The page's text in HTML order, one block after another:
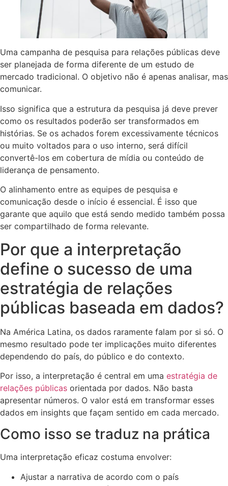
Uma campanha de pesquisa para relações públicas deve
ser planejada de forma diferente de um estudo de
mercado tradicional. O objetivo não é apenas analisar, mas
comunicar.
Isso significa que a estrutura da pesquisa já deve prever
como os resultados poderão ser transformados em
histórias. Se os achados forem excessivamente técnicos
ou muito voltados para o uso interno, será difícil
convertê-los em cobertura de mídia ou conteúdo de
liderança de pensamento.
O alinhamento entre as equipes de pesquisa e
comunicação desde o início é essencial. É isso que
garante que aquilo que está sendo medido também possa
ser compartilhado de forma relevante.
Por que a interpretação
define o sucesso de uma
estratégia de relações
públicas baseada em dados?
Na América Latina, os dados raramente falam por si só. O
mesmo resultado pode ter implicações muito diferentes
dependendo do país, do público e do contexto.
Por isso, a interpretação é central em uma estratégia de
relações públicas orientada por dados. Não basta
apresentar números. O valor está em transformar esses
dados em insights que façam sentido em cada mercado.
Como isso se traduz na prática
Uma interpretação eficaz costuma envolver:
Ajustar a narrativa de acordo com o país